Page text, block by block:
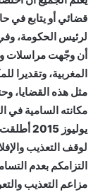
قضائي أو يتابع في
لرئيس الحكومة،
أن وجّهت مراسلات
المغربية، وتقديرا
مثل هذه القضايا،
مكانته السامية في
يوليوز
لوقف التعذيب
التزامكم بعدم
مزاعم التعذيب